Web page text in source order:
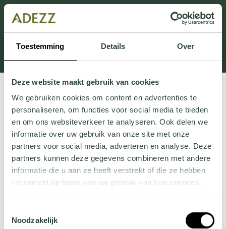
Toestemming Details Over
Deze website maakt gebruik van cookies
We gebruiken cookies om content en advertenties te
personaliseren, om functies voor social media te bieden
en om ons websiteverkeer te analyseren. Ook delen we
informatie over uw gebruik van onze site met onze
partners voor social media, adverteren en analyse. Deze
partners kunnen deze gegevens combineren met andere
informatie die u aan ze heeft verstrekt of die ze hebben
verzameld op basis van uw gebruik van hun services.
jehier.
Noodzakelijk
Dieser Abschnitt wird derzeit gewartet.
Wenn Sie Informationen vermissen, können Sie uns
unter +31 413 395 294 anrufen oder uns unter